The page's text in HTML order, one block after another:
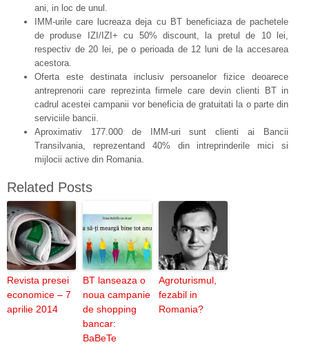
ani, in loc de unul.
IMM-urile care lucreaza deja cu BT beneficiaza de pachetele
de produse IZI/IZI+ cu 50% discount, la pretul de 10 lei,
respectiv de 20 lei, pe o perioada de 12 luni de la accesarea
acestora.
Oferta este destinata inclusiv persoanelor fizice deoarece
antreprenorii care reprezinta firmele care devin clienti BT in
cadrul acestei campanii vor beneficia de gratuitati la o parte din
serviciile bancii.
Aproximativ 177.000 de IMM-uri sunt clienti ai Bancii
Transilvania, reprezentand 40% din intreprinderile mici si
mijlocii active din Romania.
Related Posts
Revista presei
economice – 7
aprilie 2014
BT lanseaza o
noua campanie
de shopping
bancar:
BaBeTe
Agroturismul,
fezabil in
Romania?